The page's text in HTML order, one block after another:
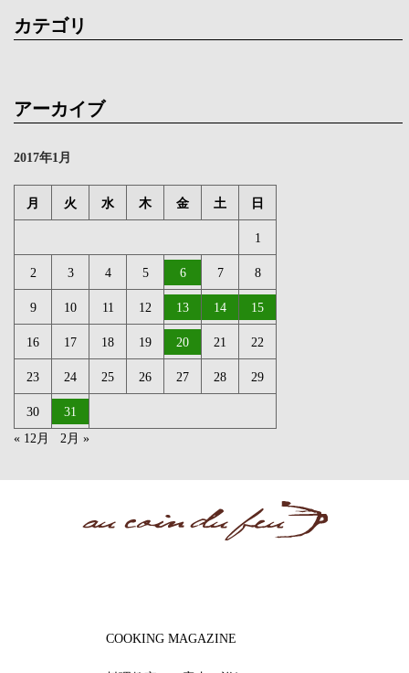
vol.2-
1
カテゴリ
アーカイブ
2017年1月
月 火 水 木 金 土 日
1
2 3 4 5 6 7 8
9 10 11 12 13 14 15
16 17 18 19 20 21 22
23 24 25 26 27 28 29
30
31
« 12月
2月 »
COOKING MAGAZINE